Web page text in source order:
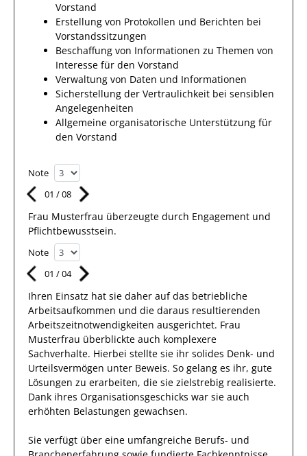
Vorstand
Erstellung von Protokollen und Berichten bei
Vorstandssitzungen
Beschaffung von Informationen zu Themen von
Interesse für den Vorstand
Verwaltung von Daten und Informationen
Sicherstellung der Vertraulichkeit bei sensiblen
Angelegenheiten
Allgemeine organisatorische Unterstützung für
den Vorstand
Note
01 /08
Frau Musterfrau überzeugte durch Engagement und
Pflichtbewusstsein.
Note
01 /04
Ihren Einsatz hat sie daher auf das betriebliche
Arbeitsaufkommen und die daraus resultierenden
Arbeitszeitnotwendigkeiten ausgerichtet. Frau
Musterfrau überblickte auch komplexere
Sachverhalte. Hierbei stellte sie ihr solides Denk- und
Urteilsvermögen unter Beweis. So gelang es ihr, gute
Lösungen zu erarbeiten, die sie zielstrebig realisierte.
Dank ihres Organisationsgeschicks war sie auch
erhöhten Belastungen gewachsen.
Sie verfügt über eine umfangreiche Berufs- und